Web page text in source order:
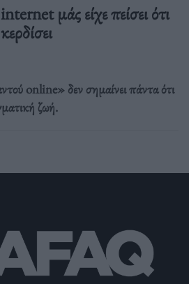
μάς είχε πείσει ότι
online» δεν σημαίνει πάντα ότι
ζωή.